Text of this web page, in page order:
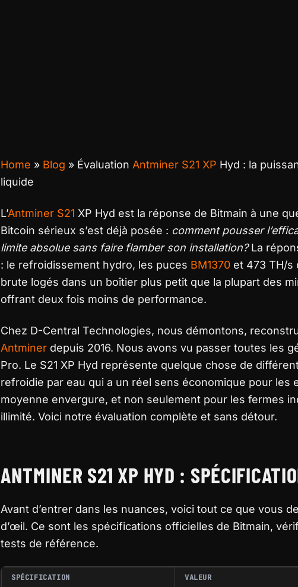
Home » Blog » Évaluation Antminer S21 XP Hyd : la
liquide
L’Antminer S21 XP Hyd est la réponse de Bitmain à une
Bitcoin sérieux s’est déjà posée : comment pousser
limite absolue sans faire flamber son installation?La
: le refroidissement hydro, les puces BM1370 et 473 TH/s
brute logés dans un boîtier plus petit que la plupart des
offrant deux fois moins de performance.
Chez D-Central Technologies, nous démontons,
Antminer depuis 2016. Nous avons vu passer toutes les
Pro. Le S21 XP Hyd représente quelque chose de
refroidie par eau qui a un réel sens économique pour les
moyenne envergure, et non seulement pour les fermes
illimité. Voici notre évaluation complète et sans détour.
ANTMINER S21 XP HYD :
Avant d’entrer dans les nuances, voici tout ce que vous
d’œil. Ce sont les spécifications officielles de Bitmain,
tests de référence.
SPÉCIFICATION VALEUR